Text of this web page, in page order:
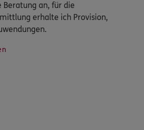
Beratung an, für die
erhalte ich Provision,